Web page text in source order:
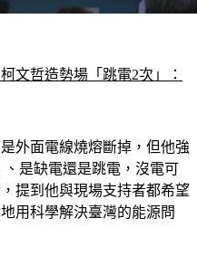
文哲造勢場「跳電2次」：
外面電線燒熔斷掉，但他強
是缺電還是跳電，沒電可
提到他與現場支持者都希望
用科學解決臺灣的能源問